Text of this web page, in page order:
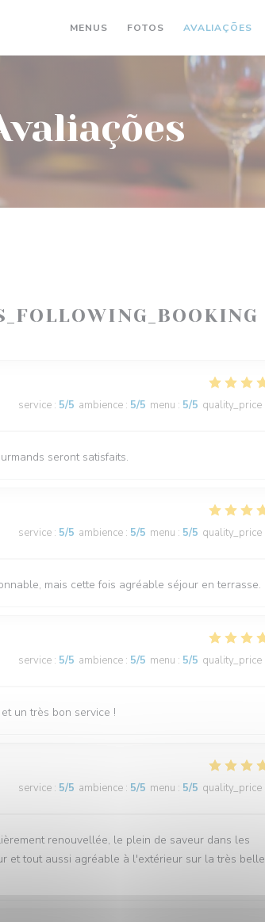
MENUS FOTOS AVALIAÇÕES
service : 5/5 ambience : 5/5 menu : 5/5 quality_price
seront satisfaits.
service : 5/5 ambience : 5/5 menu : 5/5 quality_price
mais cette fois agréable séjour en terrasse.
service : 5/5 ambience : 5/5 menu : 5/5 quality_price
un très bon service !
service : 5/5 ambience : 5/5 menu : 5/5 quality_price
renouvellée, le plein de saveur dans les
et tout aussi agréable à l'extérieur sur la très belle